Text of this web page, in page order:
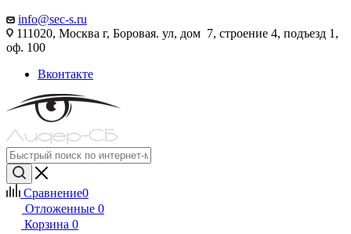
info@sec-s.ru
111020, Москва г, Боровая. ул, дом 7, строение 4, подъезд 1,
оф. 100
Вконтакте
Сравнение0
Отложенные 0
Корзина 0